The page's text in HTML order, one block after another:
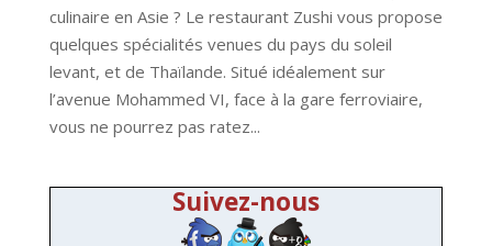
culinaire en Asie ? Le restaurant Zushi vous propose
quelques spécialités venues du pays du soleil
levant, et de Thaïlande. Situé idéalement sur
l’avenue Mohammed VI, face à la gare ferroviaire,
vous ne pourrez pas ratez...
Suivez-nous